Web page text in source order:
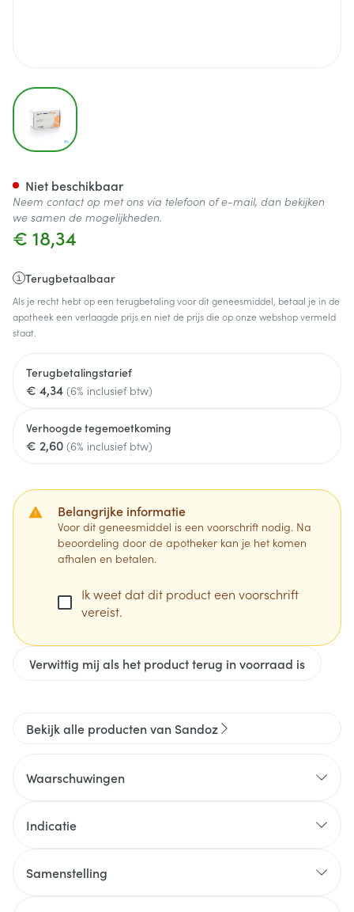
View larger image
€ 18,34
Terugbetaalbaar
Als je recht hebt op een terugbetaling voor dit geneesmiddel, betaal je in de
apotheek een verlaagde prijs en niet de prijs die op onze webshop vermeld
staat.
Terugbetalingstarief
€ 4,34 (6% inclusief btw)
Verhoogde tegemoetkoming
€ 2,60 (6% inclusief btw)
Belangrijke informatie
Voor dit geneesmiddel is een voorschrift nodig. Na
beoordeling door de apotheker kan je het komen
afhalen en betalen.
Ik weet dat dit product een voorschrift
vereist.
Verwittig mij als het product terug in voorraad is
Niet beschikbaar
Neem contact op met ons via telefoon of e-mail, dan bekijken
we samen de mogelijkheden.
Bekijk alle producten van Sandoz
Waarschuwingen
er extra voorzichtig mee zijn? Wanneer mag u dit
van de stoffen die in dit geneesmiddel zitten. Deze
Indicatie
Samenstelling